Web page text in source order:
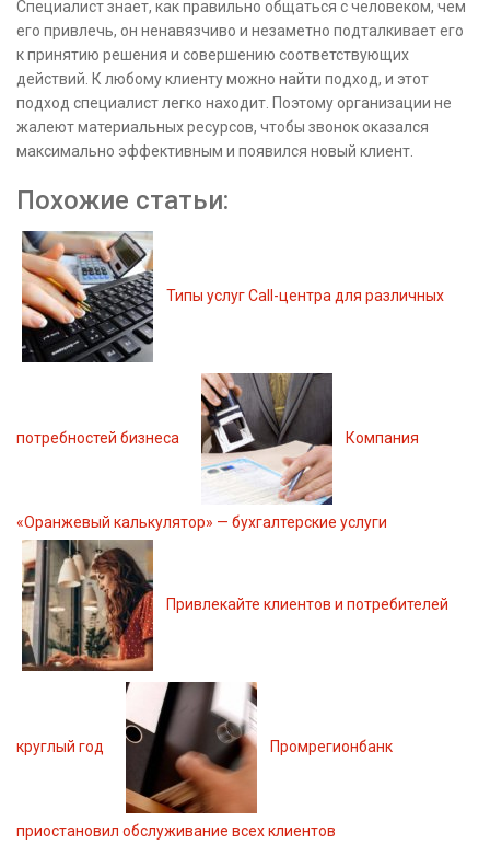
Специалист знает, как правильно общаться с человеком, чем
его привлечь, он ненавязчиво и незаметно подталкивает его
к принятию решения и совершению соответствующих
действий. К любому клиенту можно найти подход, и этот
подход специалист легко находит. Поэтому организации не
жалеют материальных ресурсов, чтобы звонок оказался
максимально эффективным и появился новый клиент.
Похожие статьи:
Типы услуг Call-центра для различных
потребностей бизнеса Компания
«Оранжевый калькулятор» — бухгалтерские услуги
Привлекайте клиентов и потребителей
круглый год Промрегионбанк
приостановил обслуживание всех клиентов